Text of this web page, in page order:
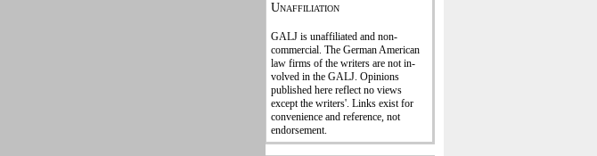
Unaffiliation
GALJ is unaffiliated and non-
commercial. The Ger­man American
law firms of the writers are not in­
volved in the GALJ. Opi­nions
published here reflect no views
except the writers'. Links exist for
con­venience and refe­rence, not
endorse­ment.